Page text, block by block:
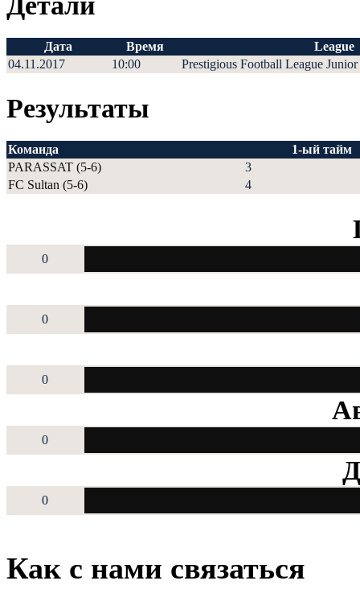
Дата Время
League
04.11.2017
10:00 Prestigious Football League Junior
Результаты
Команда
1-ый тайм
PARASSAT (5-6)
3
FC Sultan (5-6)
4
0
0
0
0
0
Как с нами связаться